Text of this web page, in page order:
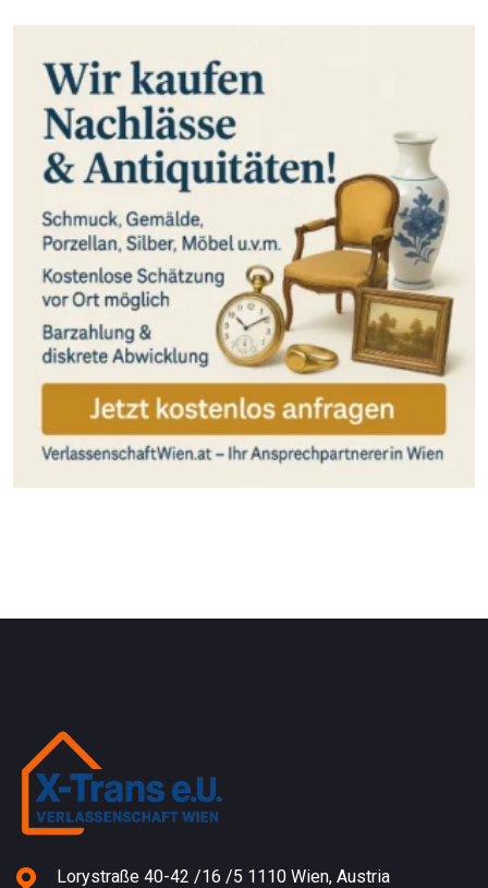
Lorystraße 40-42 /16 /5 1110 Wien, Austria